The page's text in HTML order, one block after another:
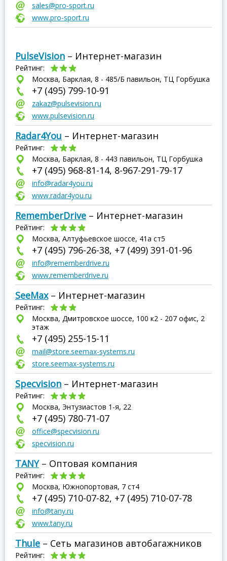
sales@pro-sport.ru
www.pro-sport.ru
PulseVision – Интернет-магазин
Рейтинг:
Москва, Барклая, 8 - 485/Б павильон, ТЦ Горбушка
+7 (495) 799-10-91
zakaz@pulsevision.ru
www.pulsevision.ru
Radar4You – Интернет-магазин
Рейтинг:
Москва, Барклая, 8 - 443 павильон, ТЦ Горбушка
+7 (495) 968-81-14, 8-967-291-79-17
info@radar4you.ru
www.radar4you.ru
RememberDrive – Интернет-магазин
Рейтинг:
Москва, Алтуфьевское шоссе, 41а ст5
+7 (495) 796-26-38, +7 (499) 391-01-96
info@rememberdrive.ru
www.rememberdrive.ru
SeeMax– Интернет-магазин
Рейтинг:
Москва, Дмитровское шоссе, 100 к2 - 207 офис, 2
этаж
+7 (495) 255-15-11
mail@store.seemax-systems.ru
store.seemax-systems.ru
Specvision – Интернет-магазин
Рейтинг:
Москва, Энтузиастов 1-я, 22
+7 (495) 780-71-07
office@specvision.ru
specvision.ru
TANY– Оптовая компания
Рейтинг:
Москва, Южнопортовая, 7 ст4
+7 (495) 710-07-82, +7 (495) 710-07-78
info@tany.ru
www.tany.ru
Thule – Сеть магазинов автобагажников
Рейтинг: